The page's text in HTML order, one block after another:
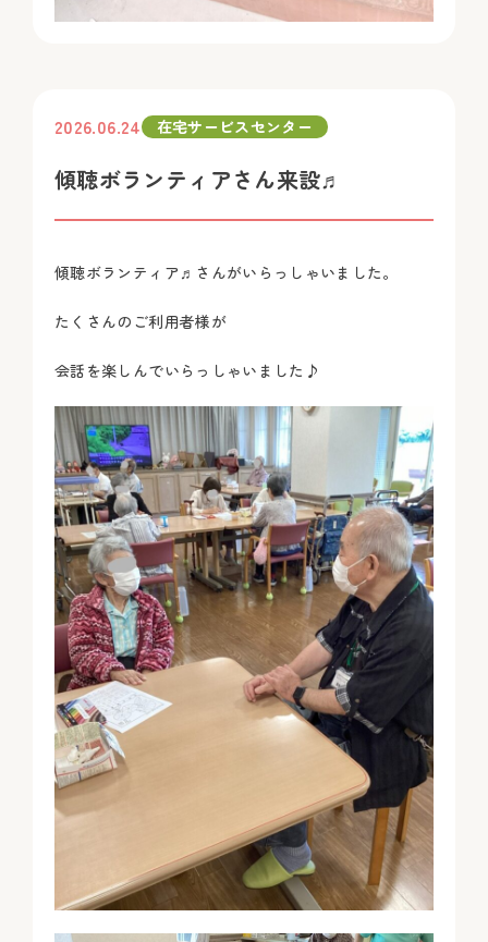
2026.06.24 在宅サービスセンター
傾聴ボランティアさん来設♬
傾聴ボランティア♬さんがいらっしゃいました。
たくさんのご利用者様が
会話を楽しんでいらっしゃいました♪